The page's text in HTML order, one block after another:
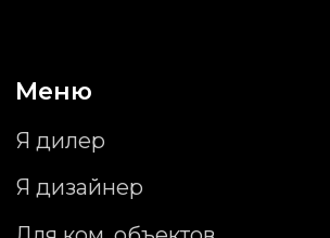
Соц.сети
Telegram
09:00 - 20:00
Суббота-Воскресенье:
Выходной